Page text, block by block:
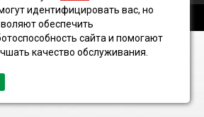
кабельная компания, 2016 ©
идентифицировать вас, но
обеспечить
сайта и помогают
качество обслуживания.